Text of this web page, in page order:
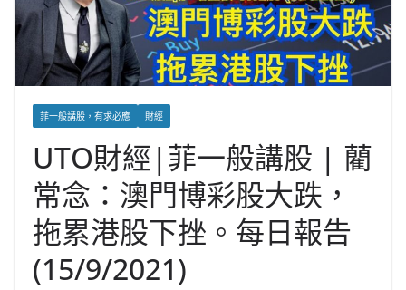
菲一般講股，有求必應 財經
UTO財經|菲一般講股 | 藺
常念：澳門博彩股大跌，
拖累港股下挫。每日報告
(15/9/2021)